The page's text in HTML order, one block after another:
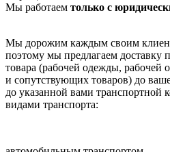
Мы работаем только с
Мы дорожим каждым своим
поэтому мы предлагаем доставку
товара (рабочей одежды, рабочей
и сопутствующих товаров) до
до указанной вами транспортной
видами транспорта: